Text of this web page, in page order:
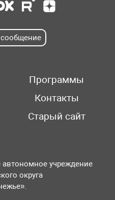
Программы
Контакты
Старый сайт
учреждение
округа